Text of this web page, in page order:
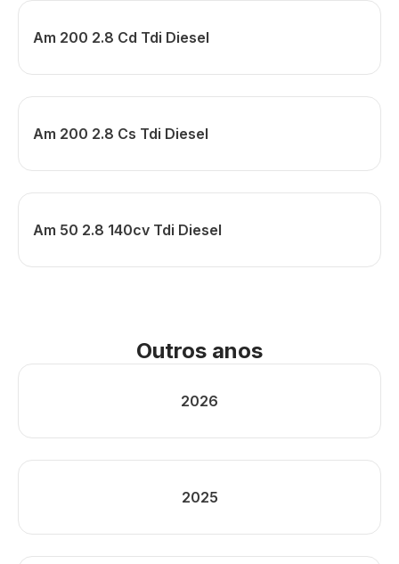
Am 200 2.8 Cd Tdi Diesel
Am 200 2.8 Cs Tdi Diesel
Am 50 2.8 140cv Tdi Diesel
Outros anos
2026
2025